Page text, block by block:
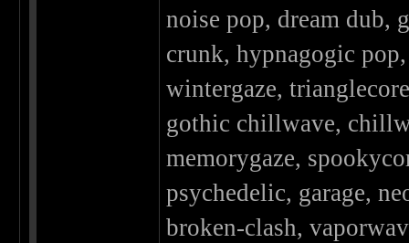
noise pop, dream dub,
crunk, hypnagogic
wintergaze,
gothic chillwave,
memorygaze,
psychedelic, garage,
broken-clash,